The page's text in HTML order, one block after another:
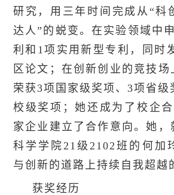
研究，用三年时间完成从“科
达人”的蜕变。在实验领域中
利和1项实用新型专利，同时
区论文；在创新创业的竞技场
荣获3项国家级奖项、3项省级
校级奖项；她还成为了校企
家企业建立了合作意向。她，
科学学院21级2102班的何加
与创新的道路上持续自我超越
获奖经历